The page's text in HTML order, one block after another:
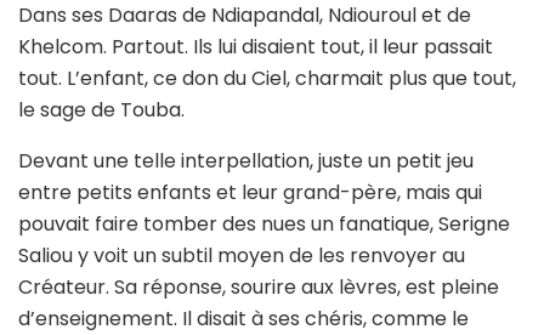
Dans ses Daaras de Ndiapandal, Ndiouroul et de
Khelcom. Partout. Ils lui disaient tout, il leur passait
tout. L’enfant, ce don du Ciel, charmait plus que tout,
le sage de Touba.
Devant une telle interpellation, juste un petit jeu
entre petits enfants et leur grand-père, mais qui
pouvait faire tomber des nues un fanatique, Serigne
Saliou y voit un subtil moyen de les renvoyer au
Créateur. Sa réponse, sourire aux lèvres, est pleine
d’enseignement. Il disait à ses chéris, comme le